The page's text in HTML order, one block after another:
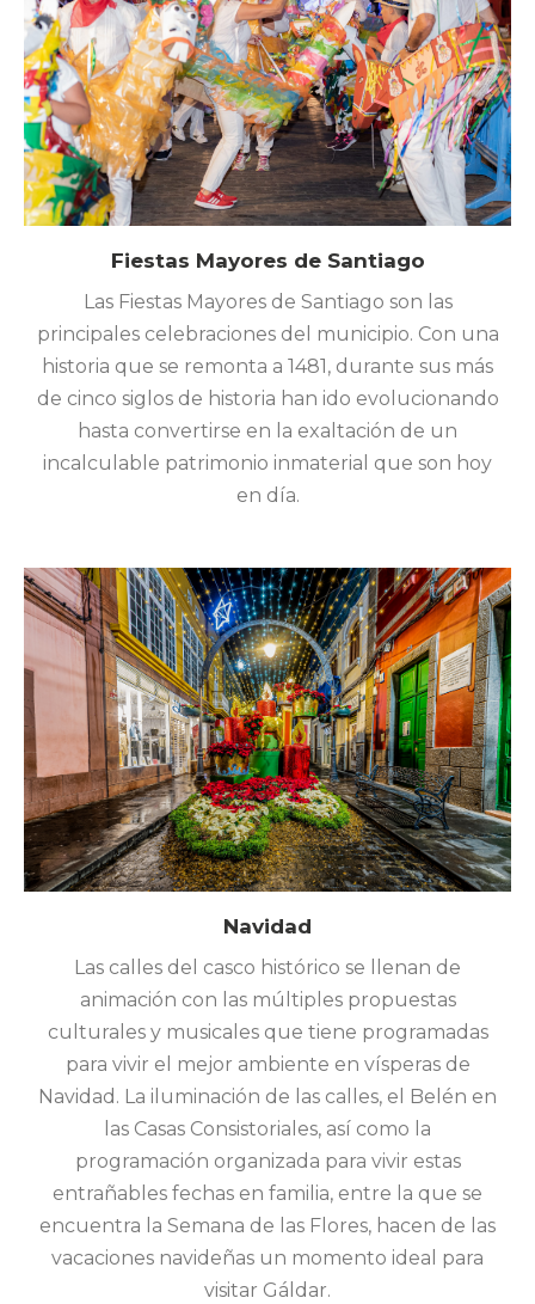
Fiestas Mayores de Santiago
Las Fiestas Mayores de Santiago son las
principales celebraciones del municipio. Con una
historia que se remonta a 1481, durante sus más
de cinco siglos de historia han ido evolucionando
hasta convertirse en la exaltación de un
incalculable patrimonio inmaterial que son hoy
en día.
Navidad
Las calles del casco histórico se llenan de
animación con las múltiples propuestas
culturales y musicales que tiene programadas
para vivir el mejor ambiente en vísperas de
Navidad. La iluminación de las calles, el Belén en
las Casas Consistoriales, así como la
programación organizada para vivir estas
entrañables fechas en familia, entre la que se
encuentra la Semana de las Flores, hacen de las
vacaciones navideñas un momento ideal para
visitar Gáldar.